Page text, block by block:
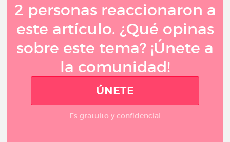
2 personas reaccionaron a
este artículo. ¿Qué opinas
sobre este tema? ¡Únete a
la comunidad!
ÚNETE
Es gratuito y confidencial